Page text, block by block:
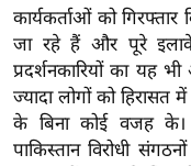
ज
ब्री
फ
म
नो
कार्यकर्ताओं को
जा रहे हैं और पूरे
प्रदर्शनकारियों का यह
ज्यादा लोगों को
के बिना कोई वजह
पाकिस्तान विरोधी